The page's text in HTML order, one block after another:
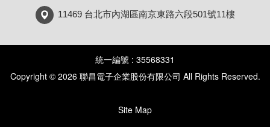
11469 台北市內湖區南京東路六段501號11樓
統一編號 : 35568331
Copyright © 2026 聯昌電子企業股份有限公司 All Rights Reserved.
Site Map